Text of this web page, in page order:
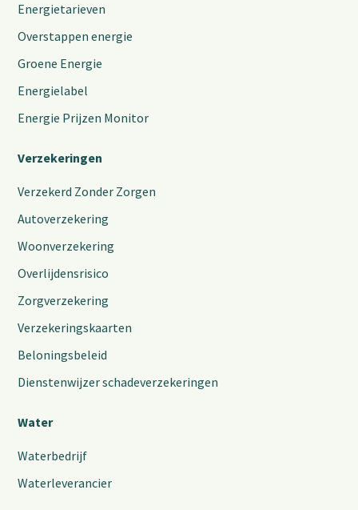
Energietarieven
Overstappen energie
Groene Energie
Energielabel
Energie Prijzen Monitor
Verzekeringen
Verzekerd Zonder Zorgen
Autoverzekering
Woonverzekering
Overlijdensrisico
Zorgverzekering
Verzekeringskaarten
Beloningsbeleid
Dienstenwijzer schadeverzekeringen
Water
Waterbedrijf
Waterleverancier